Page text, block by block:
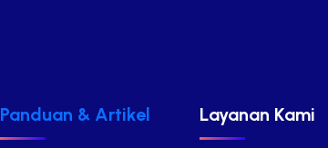
Panduan & Artikel Layanan Kami